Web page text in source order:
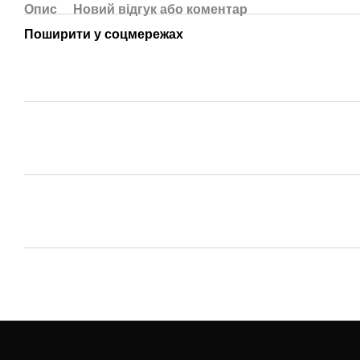
Опис
Новий відгук або коментар
Поширити у соцмережах